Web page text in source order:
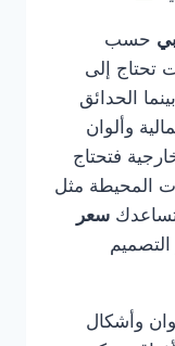
حسب
تحتاج إلى
الحدائق
وألوان
فتحتاج
المحيطة مثل
تساعدك سعر
وأشكال